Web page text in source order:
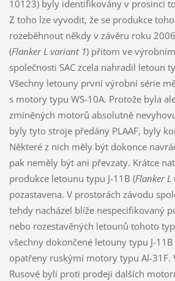
10123) byly identifikovány v prosinci
Z toho lze vyvodit, že se produkce
rozeběhnout někdy v závěru roku
(Flanker L variant 1) přitom ve
společnosti SAC zcela nahradil letoun
Všechny letouny první výrobní série
s motory typu WS-10A. Protože byla
zmíněných motorů absolutně
byly tyto stroje předány PLAAF, byly
Některé z nich měly být dokonce
pak neměly být ani převzaty. Krátce
produkce letounu typu J-11B (Flanker
pozastavena. V prostorách závodu
tehdy nacházel blíže nespecifikovaný
nebo rozestavěných letounů tohoto
všechny dokončené letouny typu J-11B
opatřeny ruskými motory typu Al-31F.
Rusové byli proti prodeji dalších